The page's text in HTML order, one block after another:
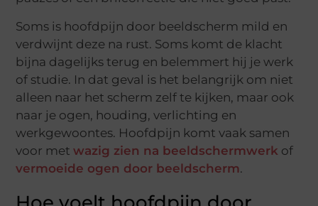
Soms is hoofdpijn door beeldscherm mild en
verdwijnt deze na rust. Soms komt de klacht
bijna dagelijks terug en belemmert hij je werk
of studie. In dat geval is het belangrijk om niet
alleen naar het scherm zelf te kijken, maar ook
naar je ogen, houding, verlichting en
werkgewoontes. Hoofdpijn komt vaak samen
voor metwazig zien na beeldschermwerk of
vermoeide ogen door beeldscherm.